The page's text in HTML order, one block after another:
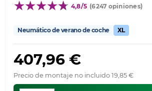
4,8/5 (6247 opiniones)
Neumático de verano de coche XL
407,96 €
Precio de montaje no incluido 19,85 €